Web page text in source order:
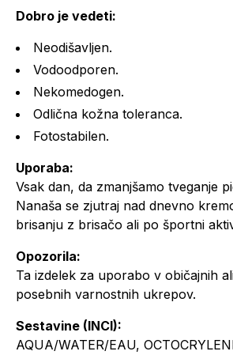
Dobro je vedeti:
Neodišavljen.
Vodoodporen.
Nekomedogen.
Odlična kožna toleranca.
Fotostabilen.
Uporaba:
Vsak dan, da zmanjšamo tveganje
Nanaša se zjutraj nad dnevno
brisanju z brisačo ali po športni
Opozorila:
Ta izdelek za uporabo v običajnih
posebnih varnostnih ukrepov.
Sestavine (INCI):
AQUA/WATER/EAU,